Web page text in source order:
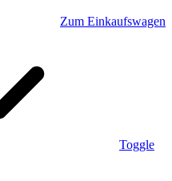
Zum Einkaufswagen
Toggle